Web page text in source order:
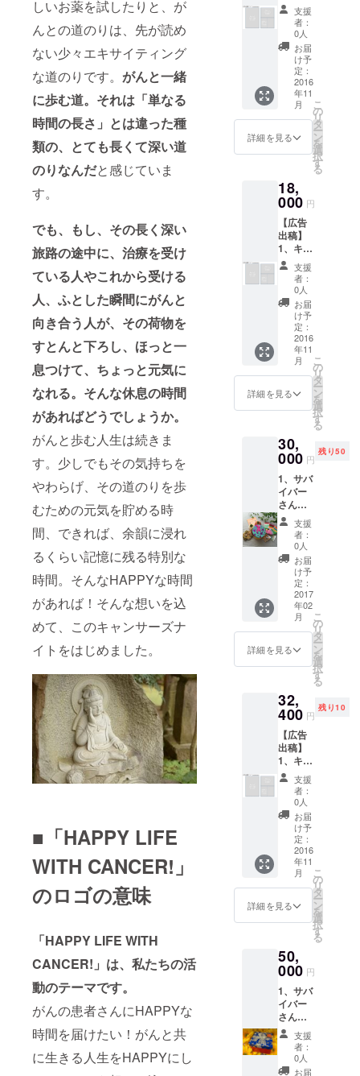
しいお薬を試したりと、が
んとの道のりは、先が読め
ない少々エキサイティング
な道のりです。 がんと一緒
に歩む道。それは「単なる
時間の長さ」とは違った種
類の、とても長くて深い道
のりなんだと感じていま
す。
でも、もし、その長く深い
旅路の途中に、治療を受け
ている人やこれから受ける
人、ふとした瞬間にがんと
向き合う人が、その荷物を
すとんと下ろし、ほっと一
息つけて、ちょっと元気に
なれる。そんな休息の時間
があればどうでしょうか。
がんと歩む人生は続きま
す。少しでもその気持ちを
やわらげ、その道のりを歩
むための元気を貯める時
間、できれば、余韻に浸れ
るくらい記憶に残る特別な
時間。そんなHAPPYな時間
があれば！そんな想いを込
めて、このキャンサーズナ
イトをはじめました。
■「HAPPY LIFE
WITH CANCER!」
のロゴの意味
「HAPPY LIFE WITH
CANCER!」は、私たちの活
動のテーマです。
がんの患者さんにHAPPYな
時間を届けたい！がんと共
に生きる人生をHAPPYにし
い。
報告書
には、
基本的
に、購
入時の
camp-
fireアカ
ウント
たしま
す。掲
という
方は、
お手数
です
が、
メッ
セージ
にて
「アカ
ウント
名」
「掲載
拒否」
の旨を
ご連絡
い。
日に疲
れを癒
すため
におや
すみ前
に飲む
と心地
よい眠
りにし
ます。
②免疫
ハーブ
は、エ
キナセ
アを中
心に数
種類の
ハーブ
をブレ
ンド。
エキナ
セアに
は免疫
力を高
める効
れから
の季
ンフル
エンザ
を予防
する効
果もあ
るそう
です。
送料、
税込で
す。 ※
報告書
には、
基本的
に、購
入時の
fireアカ
ウント
記載い
たしま
す。掲
載した
くない
という
方は、
お手数
です
が、
メッ
セージ
にて
「アカ
ウント
名」
「掲載
拒否」
の旨を
くださ
い。
」ロゴ
入り大
判ラン
チバッ
ク！ラ
ンチに
もス
ポーツ
にも使
えま
す！ひ
バーさ
んの手
作りで
制作し
ていま
す♪バッ
クの中
身はつ
いてま
せん。
※報告書
には、
基本的
に、購
入時の
fireアカ
ウント
たしま
す。掲
載した
くない
という
方は、
お手数
です
が、
メッ
セージ
にて
「アカ
ウント
拒否」
の旨を
い。
け 4、
サバイ
バーマ
ルシェ
オリジ
ナルギ
フトS ※
がんサ
バイ
バーさ
ん手作
トSをお
送りい
す。 箱
の中身
は届い
てから
のお楽
しみ♪1
名以上
の作家
さんの
作品か
らセレ
クトい
たしま
す！作
んたち
のエピ
も交え
てお楽
しみく
ださ
い！ ※
外箱及
び内容
は変わ
ること
があり
ます。
※写真の
は昨年
のマル
す。 ※
報告書
には、
基本的
に、購
入時の
camp-
fireアカ
ウント
名をご
記載い
たしま
す。掲
載した
方は、
お手数
メッ
セージ
にて
「アカ
ウント
名」
「掲載
拒否」
の旨を
ンサー
ズナイ
トパン
フレッ
トへの
広告掲
載（A6
サイ
ズ） ※
期限:10
月20日
迄のお
りま
す。期
限を過
ぎての
お申し
込み
は、同
等のサ
バイ
バーマ
ルシェ
チャリ
ティギ
フトを
お届け
いたし
ます。
当日配
布のパ
レット
(片面A4
サイズ)
に
A6（A4
の4分の
1）サイ
ズの広
告を掲
載でき
ます。
決済
後、担
当から
連絡い
たしま
すの
で、
メール
アドレ
スをお
間違え
のない
ようご
記載く
ださ
い。お
値段は
税込み
す。
支援
者：
0人
お届
け予
定：
2016
年11
月
詳細を見る
こ
の
リ
タ
ー
ン
を
選
択
す
る
18,
000 円
【広告
出稿】
1、キャ
ンサー
ズナイ
トパン
フレッ
トへの
広告掲
載(A5サ
イズ) ※
通常
21600
円（税
込）と
円（税
込）で
ご提供
致しま
す。 ※
期限:10
月20日
迄のお
申込み
に限り
ます。
期限を
過ぎて
のお申
込みは
同等の
プレゼ
いただ
きま
当日配
布用の
パンフ
レット
（片面
A4サイ
ズの冊
子）へ
A5（A4
の2分の
1）サイ
ズの広
告を掲
載いた
掲載内
容につ
当から
ご連絡
致しま
すの
で、
メール
支援
者：
0人
お届
け予
定：
2016
年11
月
詳細を見る
こ
の
リ
タ
ー
ン
を
選
択
す
る
30,
000 円
残り50
1、サバ
イバー
さんか
らの
Thanks
letter☆
2、キャ
ンサー
ズナイ
ト開催
報告書
にお名
前もし
くは
ニック
3、キャ
ンサー
ズナイ
ト開催
報告書
のお届
け 4、
サバイ
バーマ
ルシェ
オリジ
ナルギ
フトM ※
がんサ
バイ
バーさ
ん手作
トMを
お送り
ます。
箱の中
身は届
いてか
らのお
楽しみ
♪3名以
支援
者：
0人
お届
け予
定：
2017
年02
月
詳細を見る
こ
の
リ
タ
ー
ン
を
選
択
す
る
32,
400 円
残り10
【広告
出稿】
1、キャ
ンサー
ズナイ
トパン
フレッ
トへの
広告掲
載(A4サ
イズ)
2、キャ
ンサー
ズナイ
ト2016
※期限：
10月20
日迄の
お申し
込みに
限りま
す。期
限を超
えての
お申込
支援
者：
0人
お届
け予
定：
2016
年11
月
詳細を見る
こ
の
リ
タ
ー
ン
を
選
択
す
る
50,
000 円
1、サバ
イバー
さんか
らの
Thanks
letter☆
2、キャ
支援
者：
0人
お届